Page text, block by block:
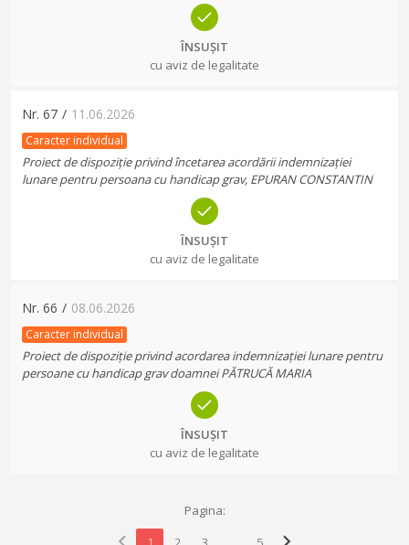
ÎNSUȘIT
cu aviz de legalitate
Nr. 67 / 11.06.2026
Caracter individual
Proiect de dispoziție privind încetarea acordării indemnizației
lunare pentru persoana cu handicap grav, EPURAN CONSTANTIN
ÎNSUȘIT
cu aviz de legalitate
Nr. 66 / 08.06.2026
Caracter individual
Proiect de dispoziție privind acordarea indemnizației lunare pentru
persoane cu handicap grav doamnei PĂTRUCĂ MARIA
ÎNSUȘIT
cu aviz de legalitate
Pagina: